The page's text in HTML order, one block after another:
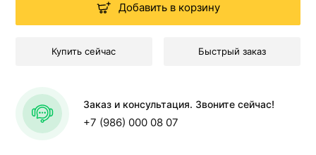
Добавить в корзину
Купить сейчас Быстрый заказ
Заказ и консультация. Звоните сейчас!
+7 (986) 000 08 07